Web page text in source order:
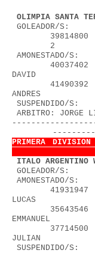
OLIMPIA SANTA
GOLEADOR/S:
39814800
2
AMONESTADO/S:
40037402
41490392
SUSPENDIDO/S:
ARBITRO:
ITALO
GOLEADOR/S:
AMONESTADO/S:
41931947
35643546
37714500
SUSPENDIDO/S: